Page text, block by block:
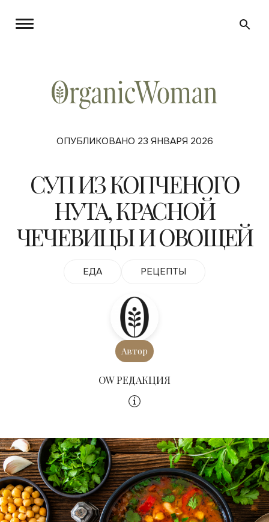
ОПУБЛИКОВАНО 23 ЯНВАРЯ 2026
СУП ИЗ КОПЧЕНОГО
НУТА, КРАСНОЙ
ЧЕЧЕВИЦЫ И ОВОЩЕЙ
ЕДА РЕЦЕПТЫ
Автор
OW РЕДАКЦИЯ